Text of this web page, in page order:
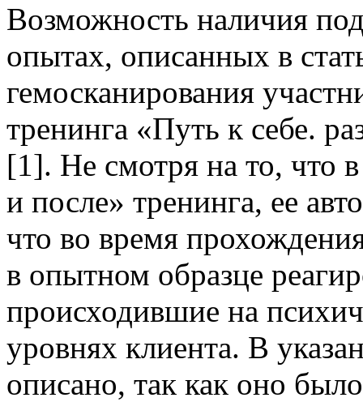
Возможность наличия
опытах, описанных в
гемосканирования
тренинга «Путь к себе.
[1]. Не смотря на то, что
и после» тренинга, ее
что во время
в опытном образце
происходившие на
уровнях клиента. В
описано, так как оно